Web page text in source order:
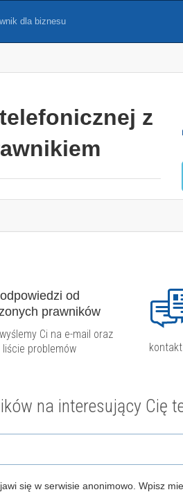
dla biznesu
z
od
prawników
Ci na e-mail oraz
problemów
na interesujący Cię
się w serwisie anonimowo. Wpisz